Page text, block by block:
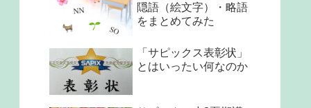
隠語（絵文字）・略語
をまとめてみた
「サピックス表彰状」
とはいったい何なのか